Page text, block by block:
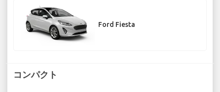
Ford Fiesta
コンパクト